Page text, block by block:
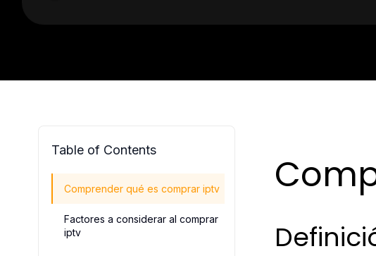
Table of Contents
Comprender qué es comprar iptv
Factores a considerar al comprar
iptv